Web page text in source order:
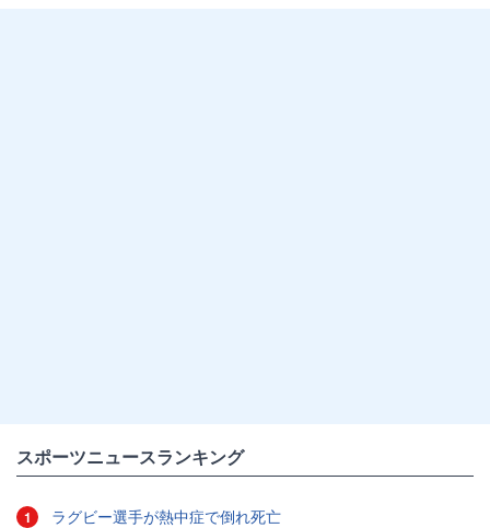
スポーツニュースランキング
1 ラグビー選手が熱中症で倒れ死亡